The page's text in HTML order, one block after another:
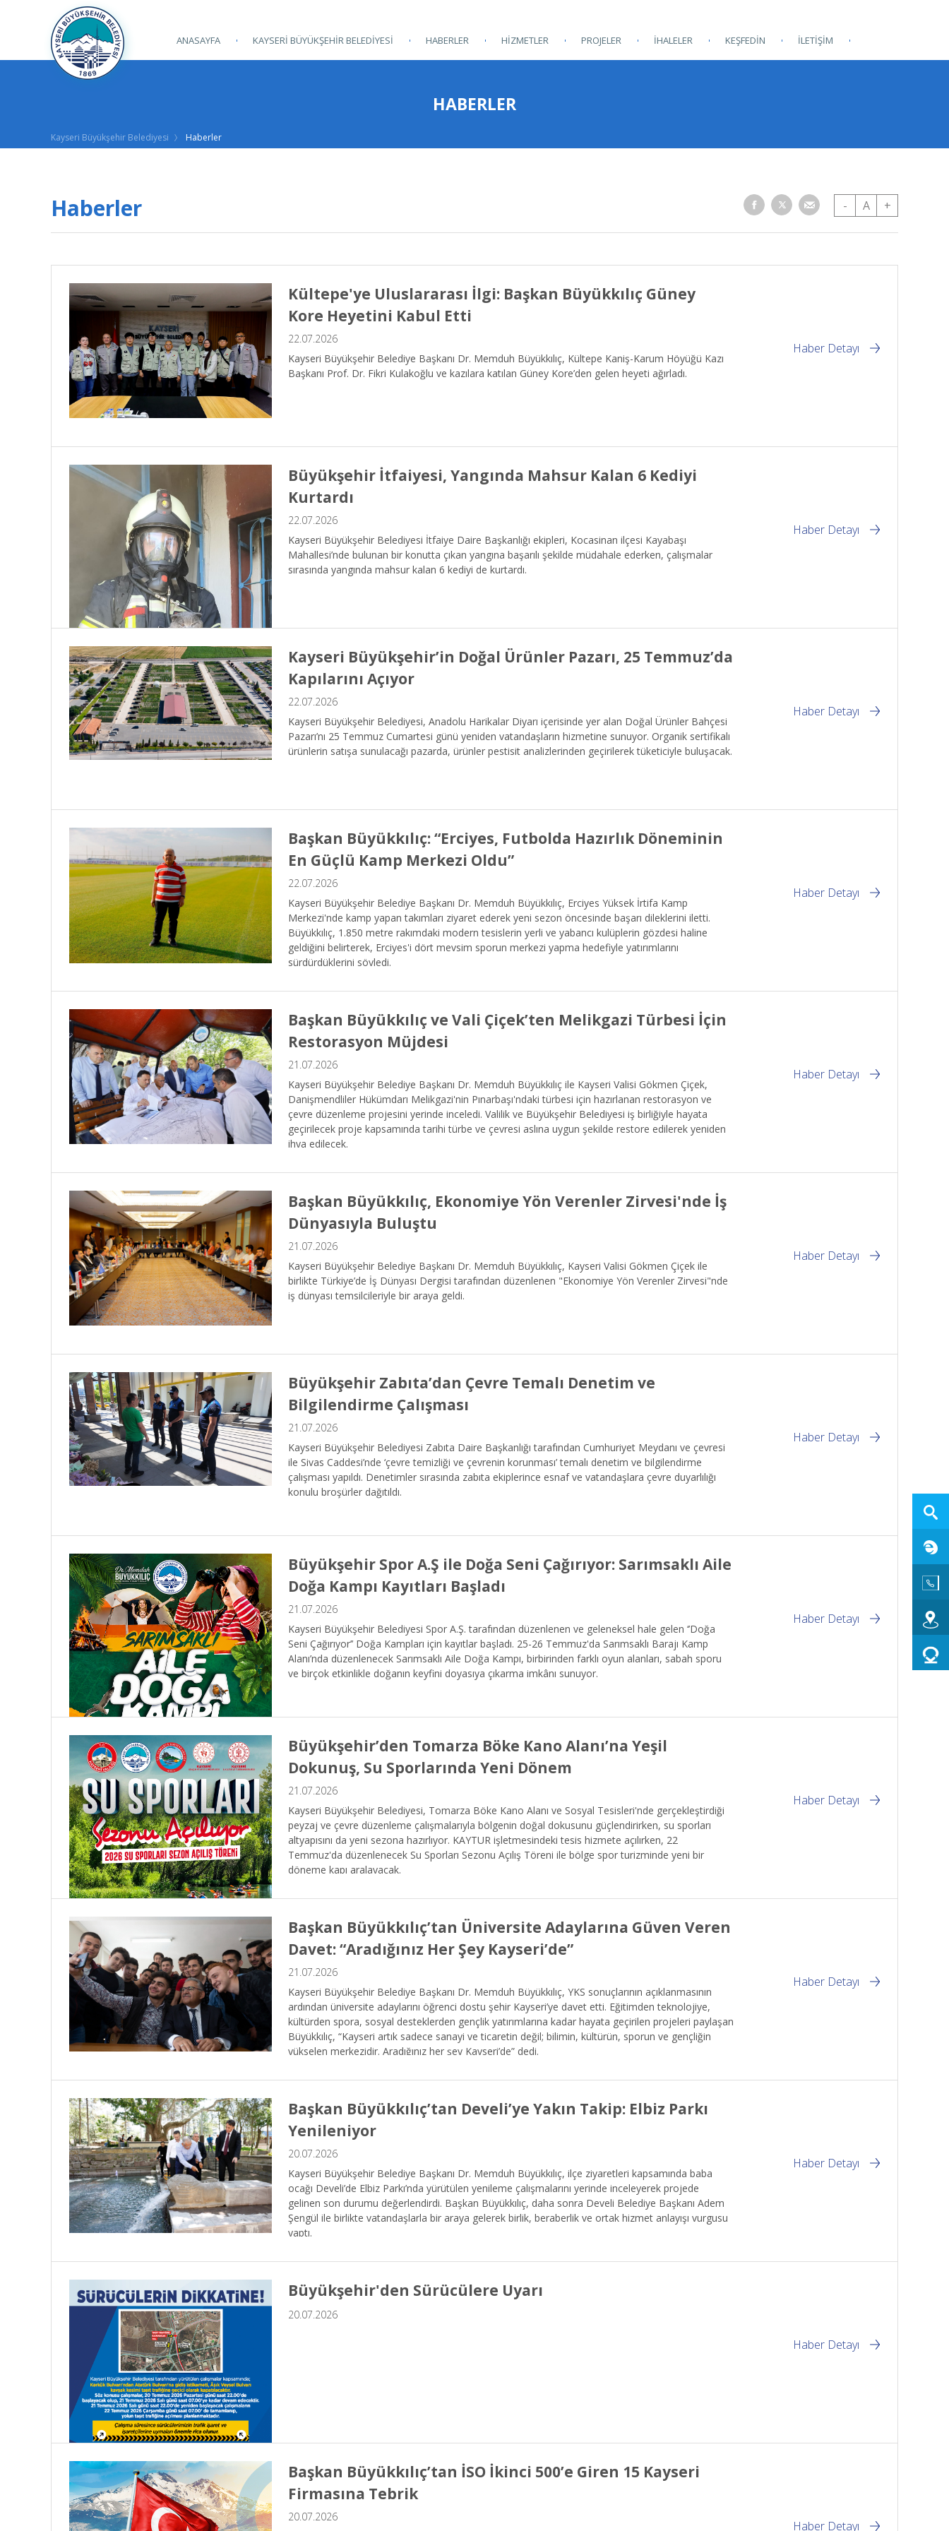
ANASAYFA KAYSERİ BÜYÜKŞEHİR BELEDİYESİ HABERLER HİZMETLER PROJELER İHALELER KEŞFEDİN İLETİŞİM
HABERLER
Kayseri Büyükşehir Belediyesi Haberler
Haberler - A +
Kültepe'ye Uluslararası İlgi: Başkan Büyükkılıç Güney
Kore Heyetini Kabul Etti
22.07.2026
Kayseri Büyükşehir Belediye Başkanı Dr. Memduh Büyükkılıç, Kültepe Kaniş-Karum Höyüğü Kazı
Başkanı Prof. Dr. Fikri Kulakoğlu ve kazılara katılan Güney Kore’den gelen heyeti ağırladı.
Haber Detayı
Büyükşehir İtfaiyesi, Yangında Mahsur Kalan 6 Kediyi
Kurtardı
22.07.2026
Kayseri Büyükşehir Belediyesi İtfaiye Daire Başkanlığı ekipleri, Kocasinan ilçesi Kayabaşı
Mahallesi’nde bulunan bir konutta çıkan yangına başarılı şekilde müdahale ederken, çalışmalar
sırasında yangında mahsur kalan 6 kediyi de kurtardı.
Haber Detayı
Kayseri Büyükşehir’in Doğal Ürünler Pazarı, 25 Temmuz’da
Kapılarını Açıyor
22.07.2026
Kayseri Büyükşehir Belediyesi, Anadolu Harikalar Diyarı içerisinde yer alan Doğal Ürünler Bahçesi
Pazarı’nı 25 Temmuz Cumartesi günü yeniden vatandaşların hizmetine sunuyor. Organik sertifikalı
ürünlerin satışa sunulacağı pazarda, ürünler pestisit analizlerinden geçirilerek tüketiciyle buluşacak.
Haber Detayı
Başkan Büyükkılıç: “Erciyes, Futbolda Hazırlık Döneminin
En Güçlü Kamp Merkezi Oldu”
22.07.2026
Kayseri Büyükşehir Belediye Başkanı Dr. Memduh Büyükkılıç, Erciyes Yüksek İrtifa Kamp
Merkezi'nde kamp yapan takımları ziyaret ederek yeni sezon öncesinde başarı dileklerini iletti.
Büyükkılıç, 1.850 metre rakımdaki modern tesislerin yerli ve yabancı kulüplerin gözdesi haline
geldiğini belirterek, Erciyes'i dört mevsim sporun merkezi yapma hedefiyle yatırımlarını
sürdürdüklerini söyledi.
Haber Detayı
Başkan Büyükkılıç ve Vali Çiçek’ten Melikgazi Türbesi İçin
Restorasyon Müjdesi
21.07.2026
Kayseri Büyükşehir Belediye Başkanı Dr. Memduh Büyükkılıç ile Kayseri Valisi Gökmen Çiçek,
Danişmendliler Hükümdarı Melikgazi'nin Pınarbaşı'ndaki türbesi için hazırlanan restorasyon ve
çevre düzenleme projesini yerinde inceledi. Valilik ve Büyükşehir Belediyesi iş birliğiyle hayata
geçirilecek proje kapsamında tarihi türbe ve çevresi aslına uygun şekilde restore edilerek yeniden
ihya edilecek.
Haber Detayı
Başkan Büyükkılıç, Ekonomiye Yön Verenler Zirvesi'nde İş
Dünyasıyla Buluştu
21.07.2026
Kayseri Büyükşehir Belediye Başkanı Dr. Memduh Büyükkılıç, Kayseri Valisi Gökmen Çiçek ile
birlikte Türkiye’de İş Dünyası Dergisi tarafından düzenlenen "Ekonomiye Yön Verenler Zirvesi"nde
iş dünyası temsilcileriyle bir araya geldi.
Haber Detayı
Büyükşehir Zabıta’dan Çevre Temalı Denetim ve
Bilgilendirme Çalışması
21.07.2026
Kayseri Büyükşehir Belediyesi Zabıta Daire Başkanlığı tarafından Cumhuriyet Meydanı ve çevresi
ile Sivas Caddesi’nde ‘çevre temizliği ve çevrenin korunması’ temalı denetim ve bilgilendirme
çalışması yapıldı. Denetimler sırasında zabıta ekiplerince esnaf ve vatandaşlara çevre duyarlılığı
konulu broşürler dağıtıldı.
Haber Detayı
Büyükşehir Spor A.Ş ile Doğa Seni Çağırıyor: Sarımsaklı Aile
Doğa Kampı Kayıtları Başladı
21.07.2026
Kayseri Büyükşehir Belediyesi Spor A.Ş. tarafından düzenlenen ve geleneksel hale gelen ‘’Doğa
Seni Çağırıyor’’ Doğa Kampları için kayıtlar başladı. 25-26 Temmuz'da Sarımsaklı Barajı Kamp
Alanı’nda düzenlenecek Sarımsaklı Aile Doğa Kampı, birbirinden farklı oyun alanları, sabah sporu
ve birçok etkinlikle doğanın keyfini doyasıya çıkarma imkânı sunuyor.
Haber Detayı
Büyükşehir’den Tomarza Böke Kano Alanı’na Yeşil
Dokunuş, Su Sporlarında Yeni Dönem
21.07.2026
Kayseri Büyükşehir Belediyesi, Tomarza Böke Kano Alanı ve Sosyal Tesisleri'nde gerçekleştirdiği
peyzaj ve çevre düzenleme çalışmalarıyla bölgenin doğal dokusunu güçlendirirken, su sporları
altyapısını da yeni sezona hazırlıyor. KAYTUR işletmesindeki tesis hizmete açılırken, 22
Temmuz'da düzenlenecek Su Sporları Sezonu Açılış Töreni ile bölge spor turizminde yeni bir
döneme kapı aralayacak.
Haber Detayı
Başkan Büyükkılıç’tan Üniversite Adaylarına Güven Veren
Davet: “Aradığınız Her Şey Kayseri’de”
21.07.2026
Kayseri Büyükşehir Belediye Başkanı Dr. Memduh Büyükkılıç, YKS sonuçlarının açıklanmasının
ardından üniversite adaylarını öğrenci dostu şehir Kayseri’ye davet etti. Eğitimden teknolojiye,
kültürden spora, sosyal desteklerden gençlik yatırımlarına kadar hayata geçirilen projeleri paylaşan
Büyükkılıç, “Kayseri artık sadece sanayi ve ticaretin değil; bilimin, kültürün, sporun ve gençliğin
yükselen merkezidir. Aradığınız her şey Kayseri’de” dedi.
Haber Detayı
Başkan Büyükkılıç’tan Develi’ye Yakın Takip: Elbiz Parkı
Yenileniyor
20.07.2026
Kayseri Büyükşehir Belediye Başkanı Dr. Memduh Büyükkılıç, ilçe ziyaretleri kapsamında baba
ocağı Develi’de Elbiz Parkı’nda yürütülen yenileme çalışmalarını yerinde inceleyerek projede
gelinen son durumu değerlendirdi. Başkan Büyükkılıç, daha sonra Develi Belediye Başkanı Adem
Şengül ile birlikte vatandaşlarla bir araya gelerek birlik, beraberlik ve ortak hizmet anlayışı vurgusu
yaptı.
Haber Detayı
Büyükşehir'den Sürücülere Uyarı
20.07.2026
Haber Detayı
Başkan Büyükkılıç’tan İSO İkinci 500’e Giren 15 Kayseri
Firmasına Tebrik
20.07.2026
Haber Detayı